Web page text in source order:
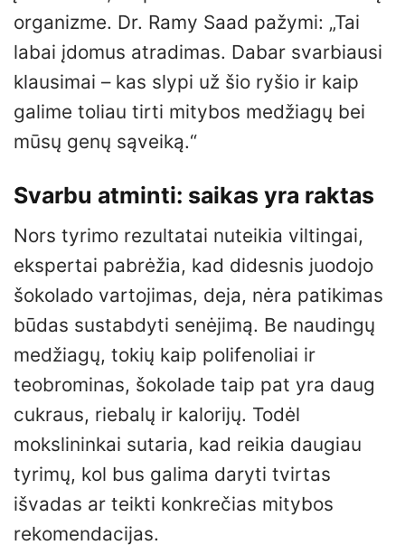
organizme. Dr. Ramy Saad pažymi: „Tai
labai įdomus atradimas. Dabar svarbiausi
klausimai – kas slypi už šio ryšio ir kaip
galime toliau tirti mitybos medžiagų bei
mūsų genų sąveiką.“
Svarbu atminti: saikas yra raktas
Nors tyrimo rezultatai nuteikia viltingai,
ekspertai pabrėžia, kad didesnis juodojo
šokolado vartojimas, deja, nėra patikimas
būdas sustabdyti senėjimą. Be naudingų
medžiagų, tokių kaip polifenoliai ir
teobrominas, šokolade taip pat yra daug
cukraus, riebalų ir kalorijų. Todėl
mokslininkai sutaria, kad reikia daugiau
tyrimų, kol bus galima daryti tvirtas
išvadas ar teikti konkrečias mitybos
rekomendacijas.